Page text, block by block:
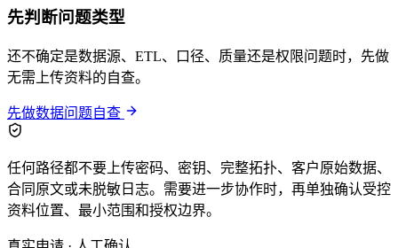
先判断问题类型
还不确定是数据源、ETL、口径、质量还是权限问题时，先做
无需上传资料的自查。
先做数据问题自查
任何路径都不要上传密码、密钥、完整拓扑、客户原始数据、
合同原文或未脱敏日志。需要进一步协作时，再单独确认受控
资料位置、最小范围和授权边界。